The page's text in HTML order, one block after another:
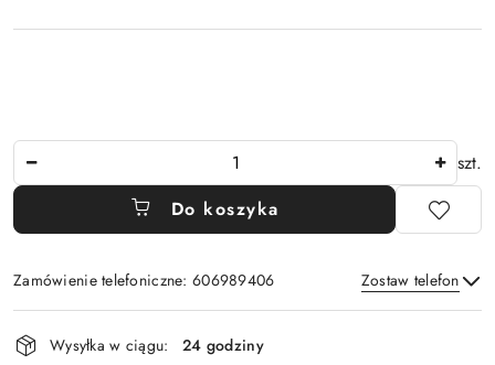
szt.
Do koszyka
Zamówienie telefoniczne: 606989406 Zostaw telefon
Dostępność
i
Wysyłka w ciągu:
24 godziny